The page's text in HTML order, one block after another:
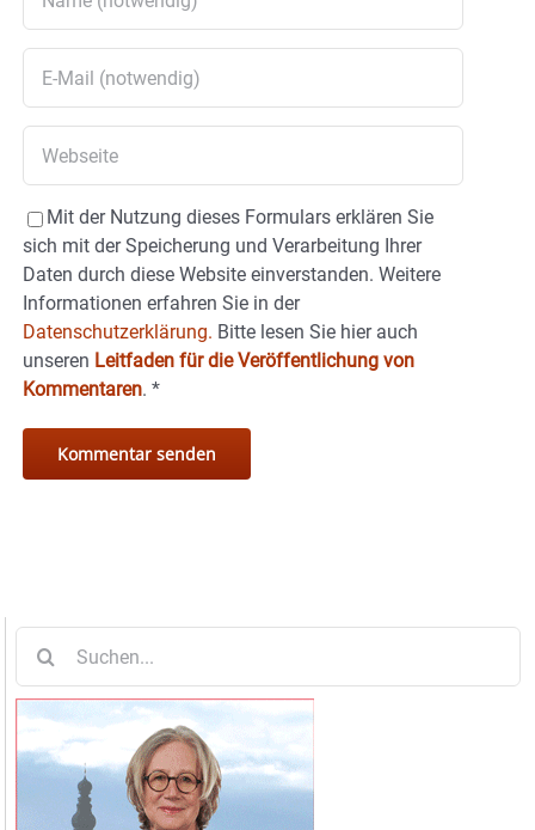
Mit der Nutzung dieses Formulars erklären Sie
sich mit der Speicherung und Verarbeitung Ihrer
Daten durch diese Website einverstanden. Weitere
Informationen erfahren Sie in der
Datenschutzerklärung. Bitte lesen Sie hier auch
unseren Leitfaden für die Veröffentlichung von
Kommentaren. *
nach: